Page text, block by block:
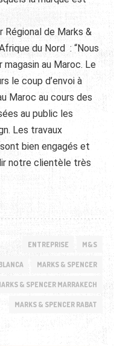
Régional de Marks &
du Nord : “Nous
magasin au Maroc. Le
le coup d’envoi à
Maroc au cours des
au public les
Les travaux
bien engagés et
notre clientèle très
ENTREPRISE M&S
MARKS & SPENCER
& SPENCER MARRAKECH
MARKS & SPENCER RABAT